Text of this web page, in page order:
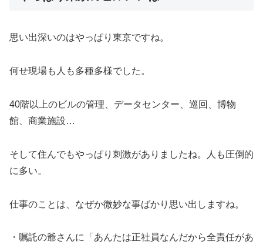
思い出深いのはやっぱり東京ですね。
何せ現場も人も多種多様でした。
40階以上のビルの管理、データセンター、巡回、博物
館、商業施設…
そして住んでもやっぱり刺激がありましたね。人も圧倒的
に多い。
仕事のことは、なぜか微妙な事ばかり思い出しますね。
・嘱託の爺さんに「あんたは正社員なんだから全責任があ